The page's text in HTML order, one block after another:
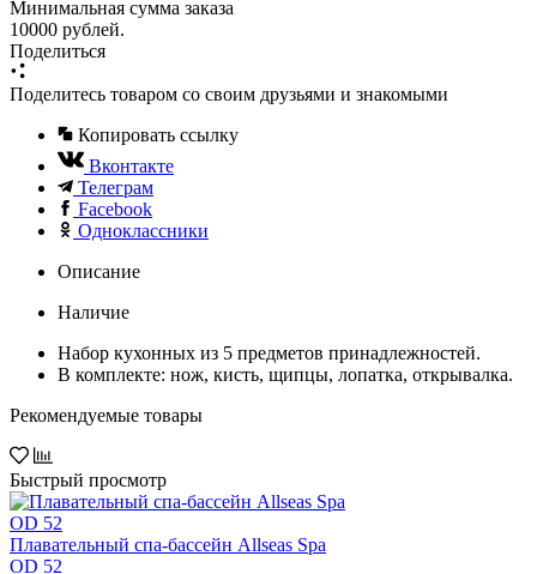
Минимальная сумма заказа
10000 рублей.
Поделиться
Поделитесь товаром со своим друзьями и знакомыми
Копировать ссылку
Вконтакте
Телеграм
Facebook
Одноклассники
Описание
Наличие
Набор кухонных из 5 предметов принадлежностей.
В комплекте: нож, кисть, щипцы, лопатка, открывалка.
Рекомендуемые товары
Быстрый просмотр
Плавательный спа-бассейн Allseas Spa
OD 52